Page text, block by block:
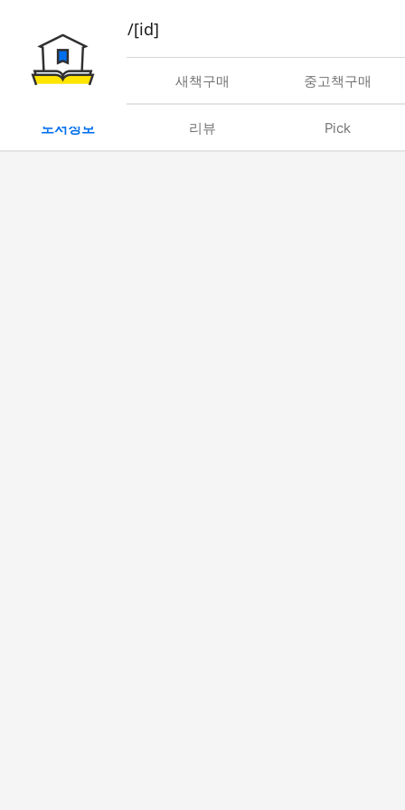
book/rent/[id]
대여 새책구매 중고책구매
도서정보 리뷰 Pick